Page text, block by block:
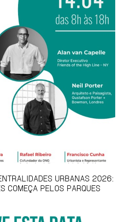
URBANAS 2026:
COMEÇA PELOS PARQUES